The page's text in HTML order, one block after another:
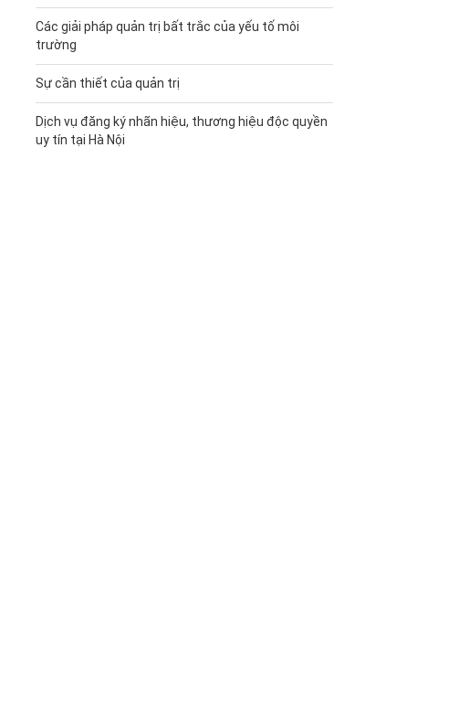
Các giải pháp quản trị bất trắc của yếu tố môi
trường
Sự cần thiết của quản trị
Dịch vụ đăng ký nhãn hiệu, thương hiệu độc quyền
uy tín tại Hà Nội